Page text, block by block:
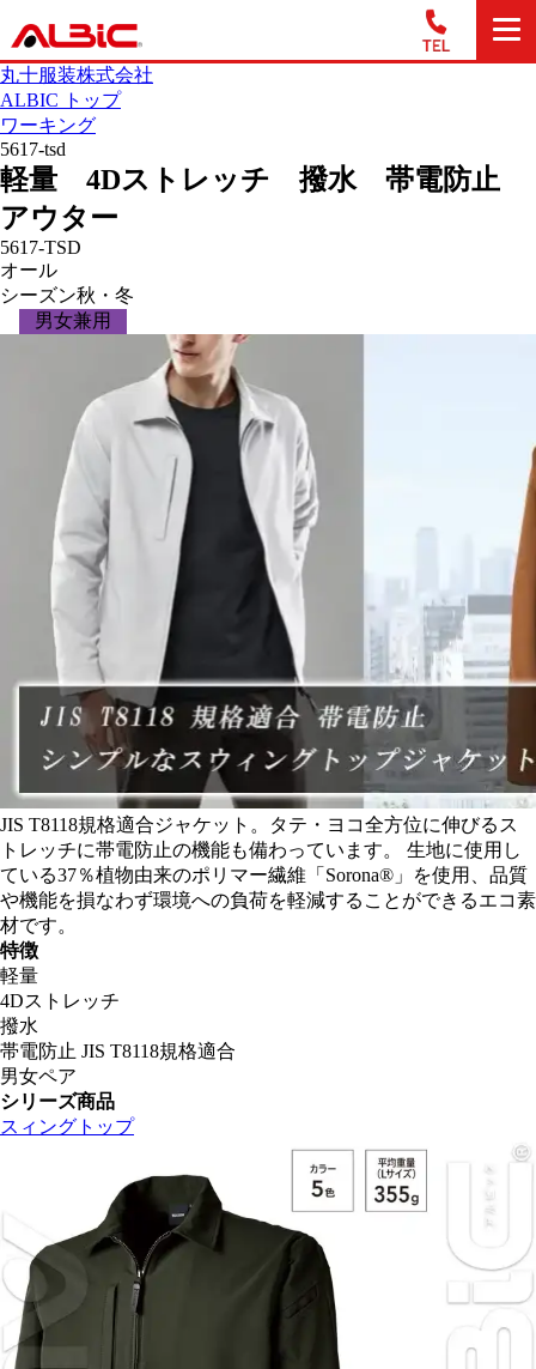
丸十服装株式会社
ALBIC トップ
ワーキング
5617-tsd
軽量 4Dストレッチ 撥水 帯電防止
アウター
5617-TSD
オール
シーズン秋・冬
男女兼用
JIS T8118規格適合ジャケット。タテ・ヨコ全方位に伸びるス
トレッチに帯電防止の機能も備わっています。 生地に使用し
ている37％植物由来のポリマー繊維「Sorona®」を使用、品質
や機能を損なわず環境への負荷を軽減することができるエコ素
材です。
特徴
軽量
4Dストレッチ
撥水
帯電防止 JIS T8118規格適合
男女ペア
シリーズ商品
スィングトップ